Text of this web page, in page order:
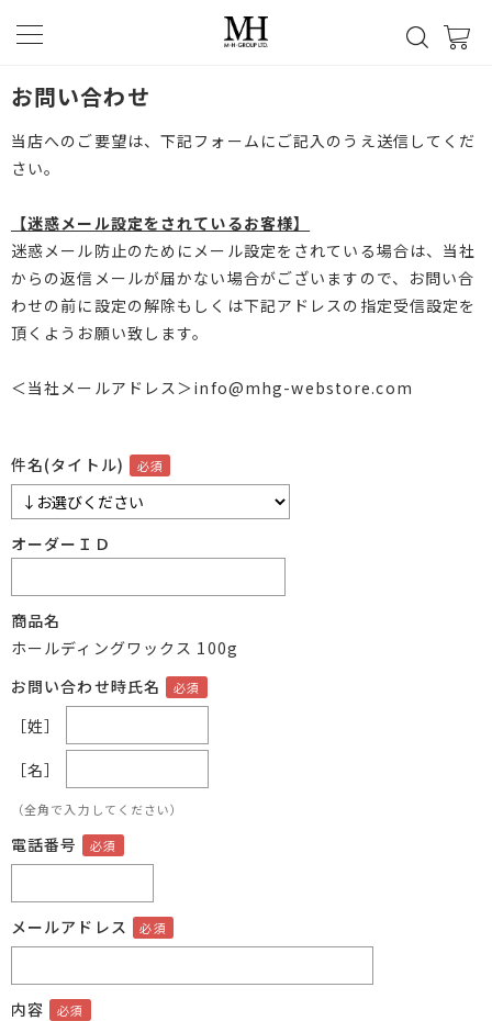
お問い合わせ
当店へのご要望は、下記フォームにご記入のうえ送信してくだ
さい。
【迷惑メール設定をされているお客様】
迷惑メール防止のためにメール設定をされている場合は、当社
からの返信メールが届かない場合がございますので、お問い合
わせの前に設定の解除もしくは下記アドレスの指定受信設定を
頂くようお願い致します。
＜当社メールアドレス＞info@mhg-webstore.com
件名(タイトル)
オーダーＩＤ
商品名
ホールディングワックス 100g
お問い合わせ時氏名
［姓］
［名］
（全角で入力してください）
電話番号
メールアドレス
内容